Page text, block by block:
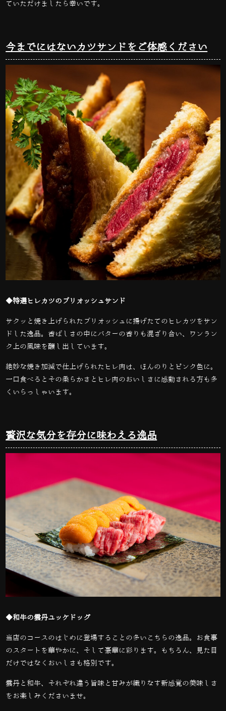
ていただけましたら幸いです。
今までにはないカツサンドをご体感ください
◆特選ヒレカツのブリオッシュサンド
サクッと焼き上げられたブリオッシュに揚げたてのヒレカツをサン
ドした逸品。香ばしさの中にバターの香りも混ざり合い、ワンラン
ク上の風味を醸し出しています。
絶妙な焼き加減で仕上げられたヒレ肉は、ほんのりとピンク色に。
一口食べるとその柔らかさとヒレ肉のおいしさに感動される方も多
くいらっしゃいます。
贅沢な気分を存分に味わえる逸品
◆和牛の雲丹ユッケドッグ
当店のコースのはじめに登場することの多いこちらの逸品。お食事
のスタートを華やかに、そして豪華に彩ります。もちろん、見た目
だけではなくおいしさも格別です。
雲丹と和牛、それぞれ違う旨味と甘みが織りなす新感覚の美味しさ
をお楽しみくださいませ。